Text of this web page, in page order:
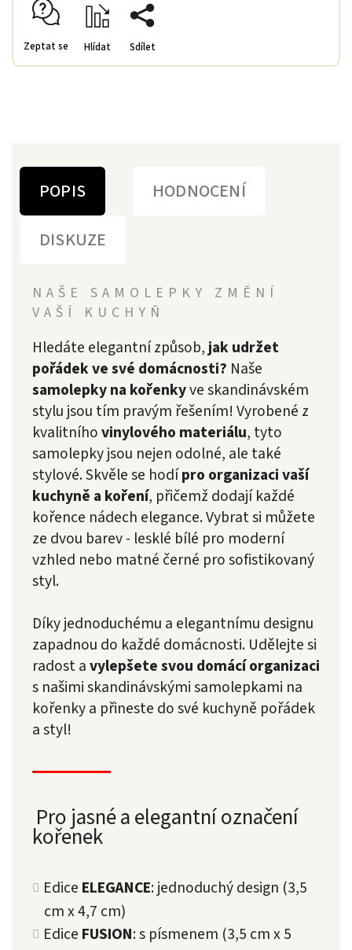
Zeptat se Hlídat Sdílet
POPIS
HODNOCENÍ
DISKUZE
NAŠE SAMOLEPKY ZMĚNÍ
VAŠÍ KUCHYŇ
Hledáte elegantní způsob,jak udržet
pořádek ve své domácnosti? Naše
samolepky na kořenkyve skandinávském
stylu jsou tím pravým řešením! Vyrobené z
kvalitníhovinylového materiálu, tyto
samolepky jsou nejen odolné, ale také
stylové. Skvěle se hodípro organizaci vaší
kuchyně a koření, přičemž dodají každé
kořence nádech elegance. Vybrat si můžete
ze dvou barev - lesklé bílé pro moderní
vzhled nebo matné černé pro sofistikovaný
styl.
Díky jednoduchému a elegantnímu designu
zapadnou do každé domácnosti. Udělejte si
radost avylepšete svou domácí organizaci
s našimi skandinávskými samolepkami na
kořenky a přineste do své kuchyně pořádek
a styl!
Pro jasné a elegantní označení
kořenek
Edice ELEGANCE: jednoduchý design (3,5
cm x 4,7 cm)
Edice FUSION: s písmenem (3,5 cm x 5